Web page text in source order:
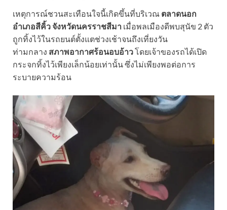
เหตุการณ์ชวนสะเทือนใจนี้เกิดขึ้นที่บริเวณ ตลาดนอก
อำเภอสีคิ้ว จังหวัดนครราชสีมา เมื่อพลเมืองดีพบสุนัข 2 ตัว
ถูกทิ้งไว้ในรถยนต์ตั้งแตช่วงเช้าจนถึงเที่ยงวัน
ท่ามกลาง สภาพอากาศร้อนอบอ้าวโดยเจ้าของรถได้เปิด
กระจกทิ้งไว้เพียงเล็กน้อยเท่านั้น ซึ่งไม่เพียงพอต่อการ
ระบายความร้อน